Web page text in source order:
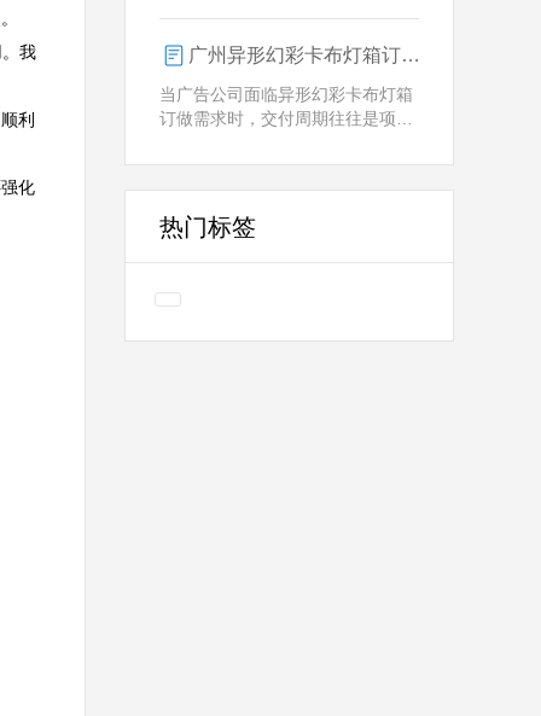
我
利
化
户提供专业解决方案。
广州异形幻彩卡布灯箱订做：广告人必看的交付周期决策指南
当广告公司面临异形幻彩卡布灯箱
订做需求时，交付周期往往是项目
过技术预配与柔性生产体系，将定
制周期压缩至行业领先水平？
热门标签